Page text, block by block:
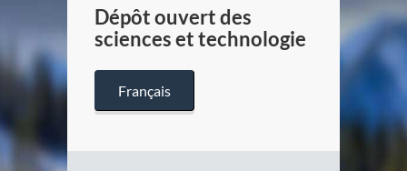
Dépôt ouvert des
sciences et technologie
Français